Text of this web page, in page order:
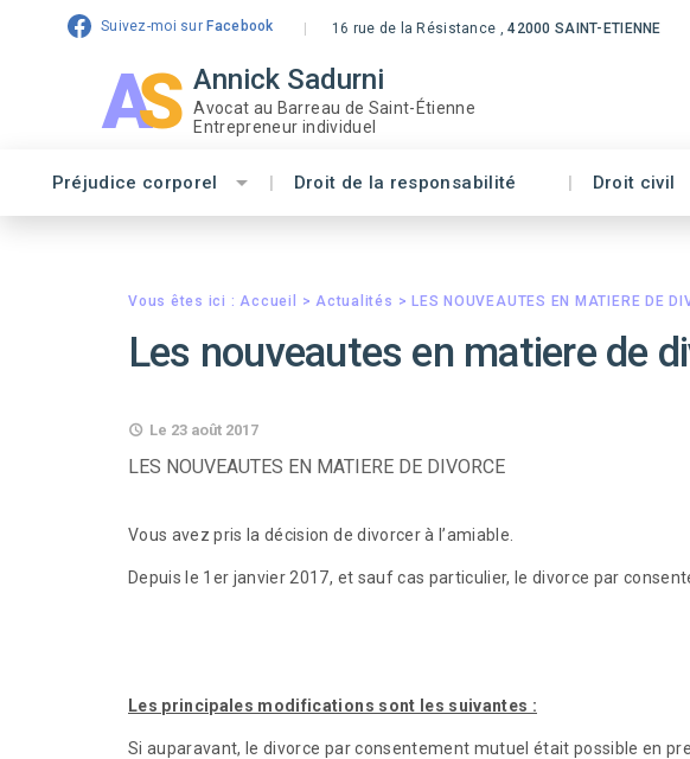
Suivez-moi sur Facebook 16 rue de la Résistance ,42000 SAINT-ETIENNE
AS Annick Sadurni
Avocat au Barreau de Saint-Étienne
Entrepreneur individuel
Préjudice corporel Droit de la responsabilité Droit civil
Vous êtes ici : Accueil >Actualités > LES NOUVEAUTES EN MATIERE DE
les nouveautes en matiere de
Le 23 août 2017
LES NOUVEAUTES EN MATIERE DE DIVORCE
Vous avez pris la décision de divorcer à l’amiable.
Depuis le 1er janvier 2017, et sauf cas particulier, le divorce par
Les principales modifications sont les suivantes :
Si auparavant, le divorce par consentement mutuel était possible en